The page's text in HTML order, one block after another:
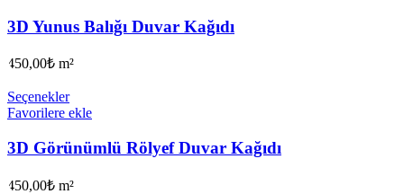
3D Yunus Balığı Duvar Kağıdı
450,00₺ m²
Seçenekler
Favorilere ekle
3D Görünümlü Rölyef Duvar Kağıdı
450,00₺ m²